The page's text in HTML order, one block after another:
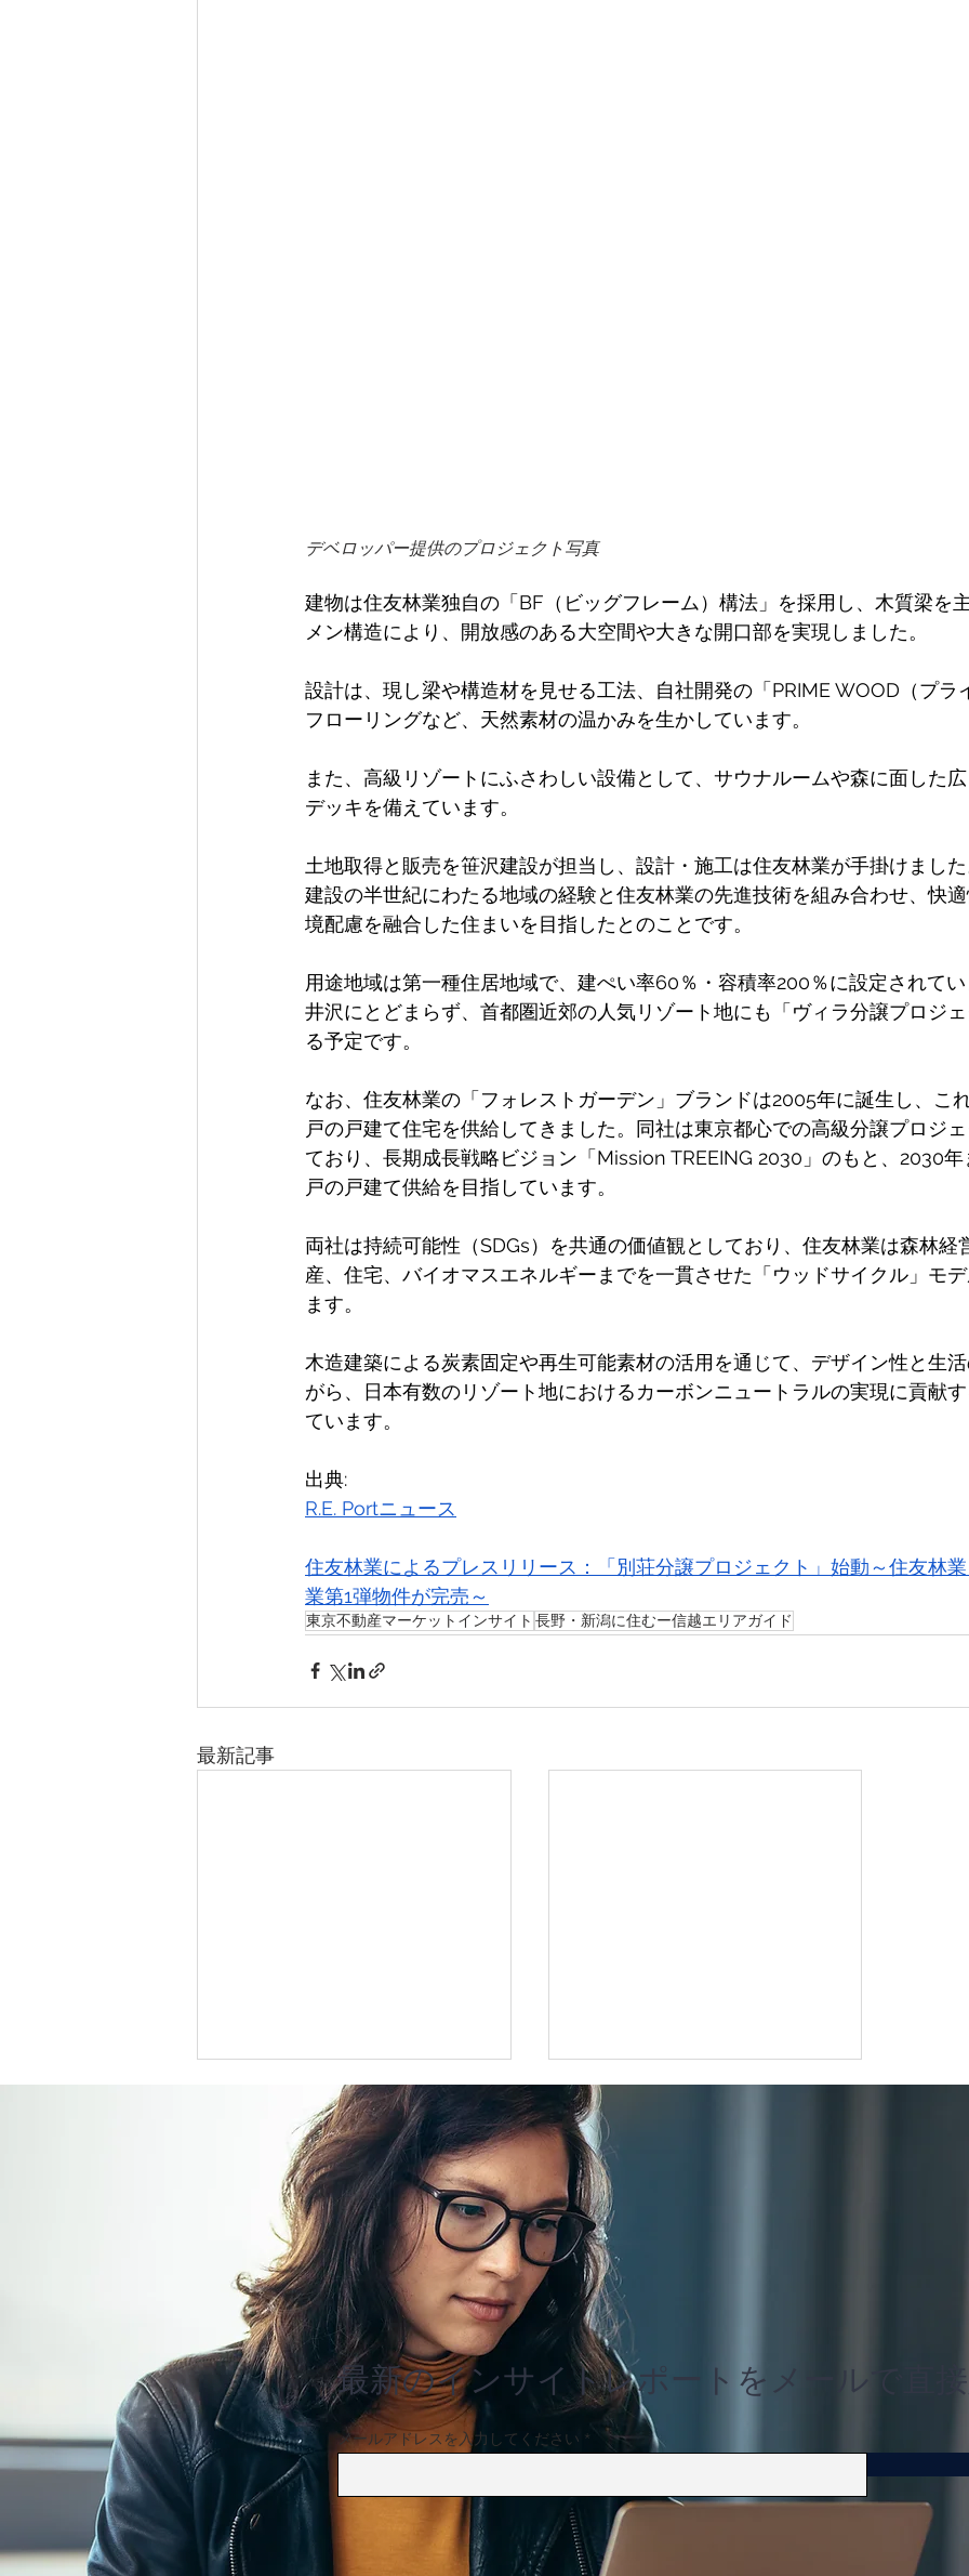
デベロッパー提供のプロジェクト写真
建物は住友林業独自の「BF（ビッグフレーム）構法」を採用し、木質梁を
メン構造により、開放感のある大空間や大きな開口部を実現しました。
設計は、現し梁や構造材を見せる工法、自社開発の「PRIME WOOD（プラ
フローリングなど、天然素材の温かみを生かしています。
また、高級リゾートにふさわしい設備として、サウナルームや森に面した
デッキを備えています。
土地取得と販売を笹沢建設が担当し、設計・施工は住友林業が手掛けまし
建設の半世紀にわたる地域の経験と住友林業の先進技術を組み合わせ、快
境配慮を融合した住まいを目指したとのことです。
用途地域は第一種住居地域で、建ぺい率60％・容積率200％に設定されて
井沢にとどまらず、首都圏近郊の人気リゾート地にも「ヴィラ分譲プロジ
る予定です。
なお、住友林業の「フォレストガーデン」ブランドは2005年に誕生し、こ
戸の戸建て住宅を供給してきました。同社は東京都心での高級分譲プロジ
ており、長期成長戦略ビジョン「Mission TREEING 2030」のもと、2030
戸の戸建て供給を目指しています。
両社は持続可能性（SDGs）を共通の価値観としており、住友林業は森林経
産、住宅、バイオマスエネルギーまでを一貫させた「ウッドサイクル」モ
ます。
木造建築による炭素固定や再生可能素材の活用を通じて、デザイン性と生
がら、日本有数のリゾート地におけるカーボンニュートラルの実現に貢献
ています。
出典:
R.E. Portニュース
住友林業によるプレスリリース：「別荘分譲プロジェクト」始動～住友林
業第1弾物件が完売～
東京不動産マーケットインサイト 長野・新潟に住むー信越エリアガイド
最新記事
しなの鉄道、妙高高原〜軽井
沢間の新たな特急運行を検討
Brillia長野北石堂 ALPHA
RESIDENCIAが長野市中心部
に誕生
最新のインサイトレポートをメールで直
メールアドレスを入力してください